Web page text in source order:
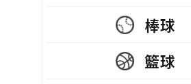
棒球
籃球